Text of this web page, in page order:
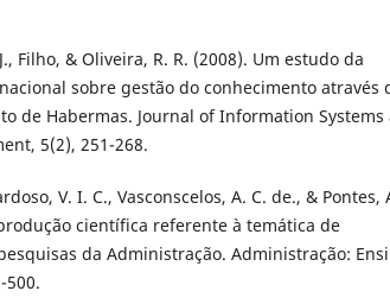
Filho, & Oliveira, R. R. (2008). Um estudo da
sobre gestão do conhecimento através
de Habermas. Journal of Information Systems
5(2), 251-268.
V. I. C., Vasconscelos, A. C. de., & Pontes,
científica referente à temática de
da Administração. Administração:
500.